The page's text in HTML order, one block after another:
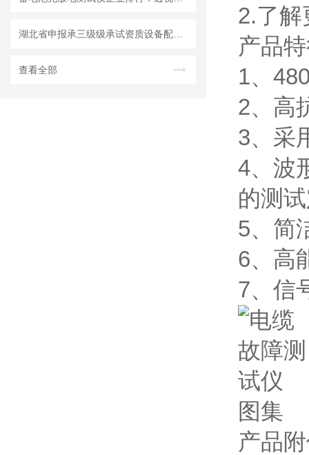
查看全部
2.了解
产品
1、
2、高
3、采
4、波
的测
5、简
6、高
7、信
图集
产品